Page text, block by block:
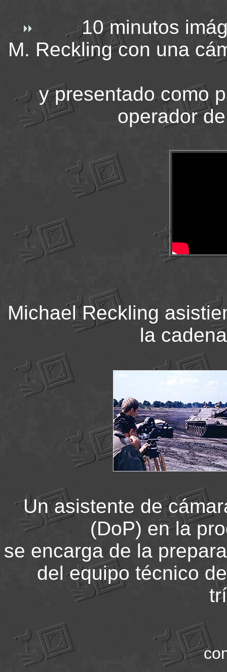
10 minutos
M. Reckling con
y presentado como
operador
Michael Reckling
la
Un asistente de
(DoP) en la
se encarga de la
del equipo técnico